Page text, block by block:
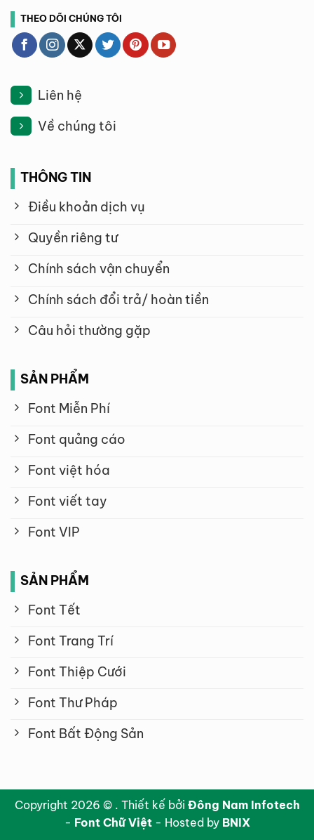
THEO DÕI CHÚNG TÔI
Liên hệ
Về chúng tôi
THÔNG TIN
Điều khoản dịch vụ
Quyền riêng tư
Chính sách vận chuyển
Chính sách đổi trả/ hoàn tiền
Câu hỏi thường gặp
SẢN PHẨM
Font Miễn Phí
Font quảng cáo
Font việt hóa
Font viết tay
Font VIP
SẢN PHẨM
Font Tết
Font Trang Trí
Font Thiệp Cưới
Font Thư Pháp
Font Bất Động Sản
Copyright 2026 © . Thiết kế bởi Đông Nam Infotech
- Font Chữ Việt- Hosted by BNIX